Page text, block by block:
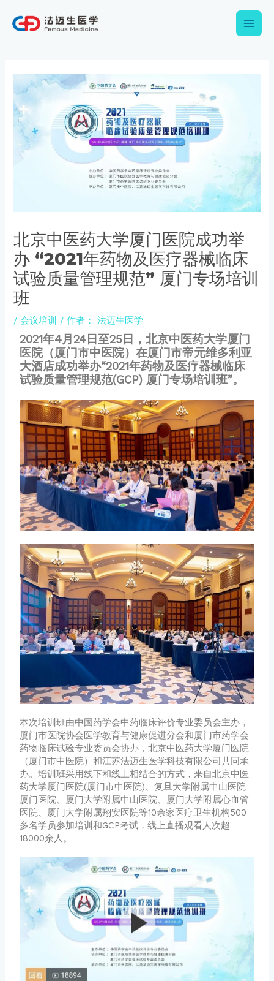
Main
北京中医药大学厦门医院成功举
办 “2021年药物及医疗器械临床
试验质量管理规范” 厦门专场培训
班
/会议培训 / 作者： 法迈生医学
2021年4月24日至25日，北京中医药大学厦门
医院（厦门市中医院）在厦门市帝元维多利亚
大酒店成功举办“2021年药物及医疗器械临床
试验质量管理规范(GCP) 厦门专场培训班”。
本次培训班由中国药学会中药临床评价专业委员会主办，
厦门市医院协会医学教育与健康促进分会和厦门市药学会
药物临床试验专业委员会协办，北京中医药大学厦门医院
（厦门市中医院）和江苏法迈生医学科技有限公司共同承
办。培训班采用线下和线上相结合的方式，来自北京中医
药大学厦门医院(厦门市中医院)、复旦大学附属中山医院
厦门医院、厦门大学附属中山医院、厦门大学附属心血管
医院、厦门大学附属翔安医院等10余家医疗卫生机构500
多名学员参加培训和GCP考试，线上直播观看人次超
18000余人。